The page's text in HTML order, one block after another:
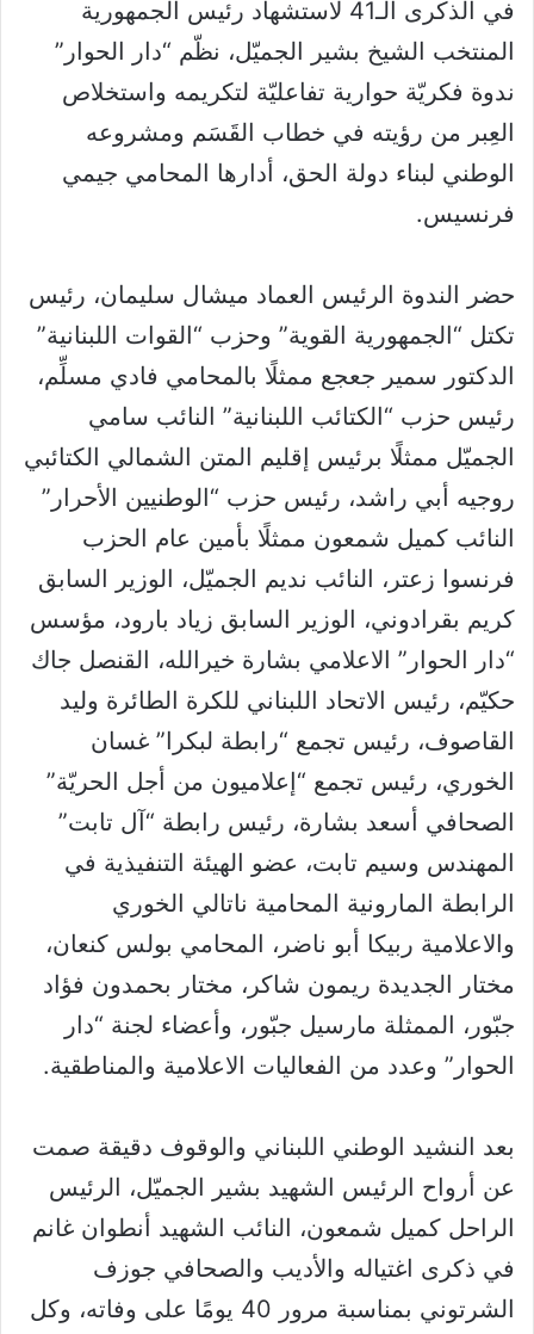
في الذكرى الـ41 لاستشهاد رئيس الجمهورية
المنتخب الشيخ بشير الجميّل، نظّم “دار الحوار”
ندوة فكريّة حوارية تفاعليّة لتكريمه واستخلاص
العِبر من رؤيته في خطاب القَسَم ومشروعه
الوطني لبناء دولة الحق، أدارها المحامي جيمي
فرنسيس.
حضر الندوة الرئيس العماد ميشال سليمان، رئيس
تكتل “الجمهورية القوية” وحزب “القوات اللبنانية”
الدكتور سمير جعجع ممثلًا بالمحامي فادي مسلِّم،
رئيس حزب “الكتائب اللبنانية” النائب سامي
الجميّل ممثلًا برئيس إقليم المتن الشمالي الكتائبي
روجيه أبي راشد، رئيس حزب “الوطنيين الأحرار”
النائب كميل شمعون ممثلًا بأمين عام الحزب
فرنسوا زعتر، النائب نديم الجميّل، الوزير السابق
كريم بقرادوني، الوزير السابق زياد بارود، مؤسس
“دار الحوار” الاعلامي بشارة خيرالله، القنصل جاك
حكيّم، رئيس الاتحاد اللبناني للكرة الطائرة وليد
القاصوف، رئيس تجمع “رابطة لبكرا” غسان
الخوري، رئيس تجمع “إعلاميون من أجل الحريّة”
الصحافي أسعد بشارة، رئيس رابطة “آل تابت”
المهندس وسيم تابت، عضو الهيئة التنفيذية في
الرابطة المارونية المحامية ناتالي الخوري
والاعلامية ربيكا أبو ناضر، المحامي بولس كنعان،
مختار الجديدة ريمون شاكر، مختار بحمدون فؤاد
جبّور، الممثلة مارسيل جبّور، وأعضاء لجنة “دار
الحوار” وعدد من الفعاليات الاعلامية والمناطقية.
بعد النشيد الوطني اللبناني والوقوف دقيقة صمت
عن أرواح الرئيس الشهيد بشير الجميّل، الرئيس
الراحل كميل شمعون، النائب الشهيد أنطوان غانم
في ذكرى اغتياله والأديب والصحافي جوزف
الشرتوني بمناسبة مرور 40 يومًا على وفاته، وكل